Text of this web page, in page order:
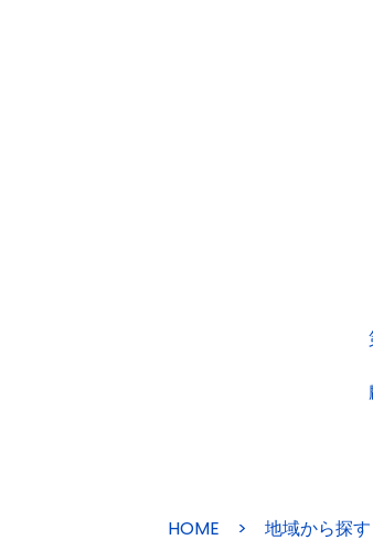
HOME > 地域から探す